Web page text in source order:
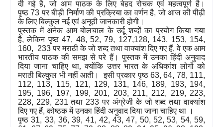
दी गई है,जो आम पाठक के लिए बेहद रोचक एवं महत्वपूर्ण है।
पृष्ठ73 पर बीड़ी निर्माण की प्रक्रिया का वर्णन है,जो आज की पीढ़ी
के लिए बिल्कुल नई एवं अनूठी जानकारी होगी।
पुस्तक में अनेक आम बोलचाल के उर्दू शब्दों का प्रयोग किया गया
है,लेकिन पृष्ठ47, 48, 52, 79, 127,128, 143, 153, 154,
160, 233पर मराठी के जो शब्द तथा वाक्यांश दिए गए हैं,वे एक आम
भारतीय पाठक की समझ से परे हैं। पुस्तक में उनका हिंदी अनुवाद
दिया जाना चाहिए था, क्योंकि उत्तर भारत के अधिकांश लोगों को
मराठी बिल्कुल भी नहीं आती। इसी प्रकार पृष्ठ 63, 64, 78, 111,
112, 113, 115, 121, 129, 131, 146, 189, 193, 194,
195, 196, 197, 199, 201, 203, 211, 212, 219, 223,
228, 229, 231 तथा 233 पर अंग्रेजी के जो शब्द तथा वाक्यांश
दिए गए हैं,कोष्ठक में उनका हिंदी अनुवाद दिया जाना चाहिए था ।
पृष्ठ31, 33, 36, 39, 41, 42, 43, 47, 50, 52, 53, 54, 59,